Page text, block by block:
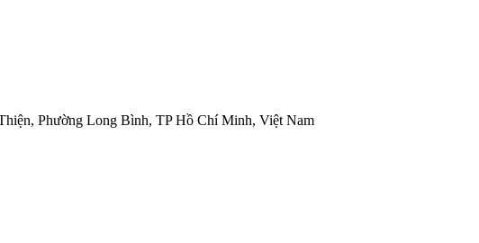
Phường Long Bình, TP Hồ Chí Minh, Việt Nam